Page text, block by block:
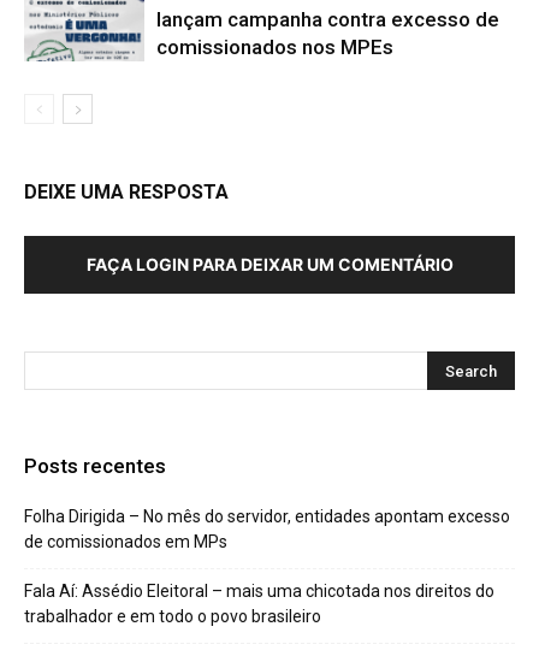
lançam campanha contra excesso de
comissionados nos MPEs
DEIXE UMA RESPOSTA
FAÇA LOGIN PARA DEIXAR UM COMENTÁRIO
Posts recentes
Folha Dirigida – No mês do servidor, entidades apontam excesso
de comissionados em MPs
Fala Aí: Assédio Eleitoral – mais uma chicotada nos direitos do
trabalhador e em todo o povo brasileiro